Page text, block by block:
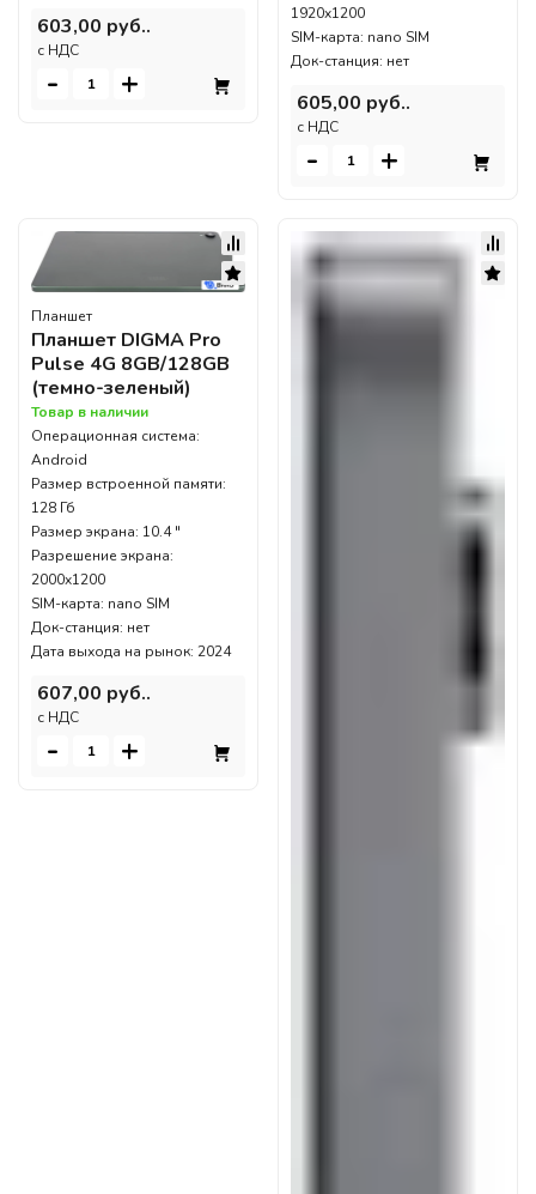
603,00 руб..
c НДС
- +
1920x1200
SIM-карта: nano SIM
Док-станция: нет
605,00 руб..
c НДС
- +
Планшет
Планшет DIGMA Pro
Pulse 4G 8GB/128GB
(темно-зеленый)
Товар в наличии
Операционная система:
Android
Размер встроенной памяти:
128 Гб
Размер экрана: 10.4 "
Разрешение экрана:
2000x1200
SIM-карта: nano SIM
Док-станция: нет
Дата выхода на рынок: 2024
607,00 руб..
c НДС
- +